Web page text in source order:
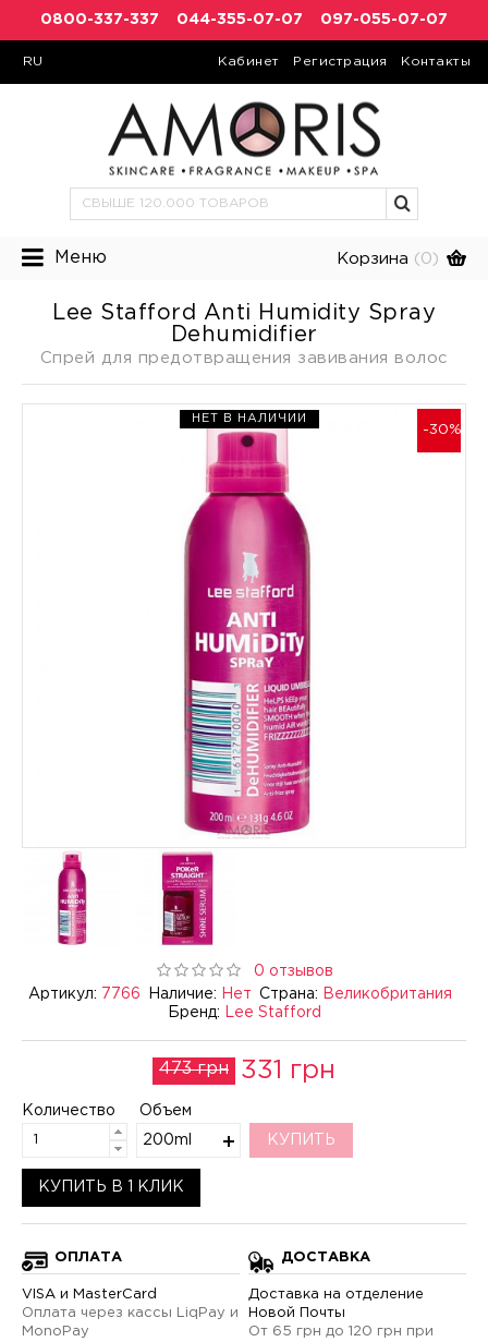
0800-337-337 044-355-07-07 097-055-07-07
RU Кабинет Регистрация Контакты
Меню Корзина (0)
Lee Stafford Anti Humidity Spray
Dehumidifier
Спрей для предотвращения завивания волос
-30%
НЕТ В НАЛИЧИИ
Артикул: 7766 Наличие: Нет Страна:
Великобритания
Бренд:
Lee Stafford
0 отзывов
473 грн 331 грн
Количество Объем
200ml КУПИТЬ
КУПИТЬ В 1 КЛИК
ОПЛАТА
VISA и MasterCard
Оплата через кассы LiqPay и
MonoPay
ДОСТАВКА
Доставка на отделение
Новой Почты
От 65 грн до 120 грн при